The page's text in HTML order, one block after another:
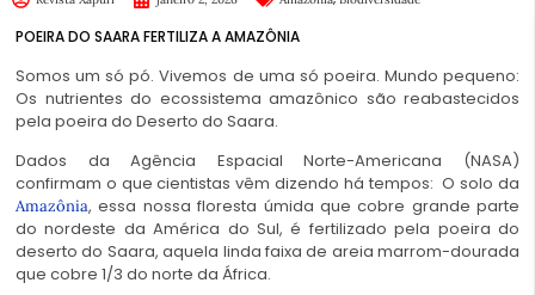
POEIRA DO SAARA FERTILIZA A AMAZÔNIA
Somos um só pó. Vivemos de uma só poeira. Mundo pequeno:
Os nutrientes do ecossistema amazônico são reabastecidos
pela poeira do Deserto do Saara.
Dados da Agência Espacial Norte-Americana (NASA)
confirmam o que cientistas vêm dizendo há tempos: O solo da
Amazônia, essa nossa floresta úmida que cobre grande parte
do nordeste da América do Sul, é fertilizado pela poeira do
deserto do Saara, aquela linda faixa de areia marrom-dourada
que cobre 1/3 do norte da África.